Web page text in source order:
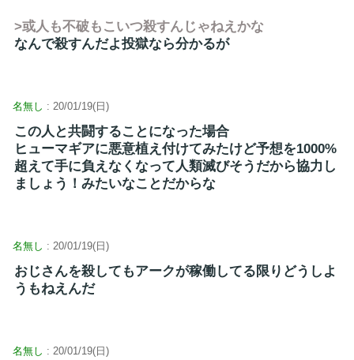
>或人も不破もこいつ殺すんじゃねえかな
なんで殺すんだよ投獄なら分かるが
名無し : 20/01/19(日)
この人と共闘することになった場合
ヒューマギアに悪意植え付けてみたけど予想を1000%
超えて手に負えなくなって人類滅びそうだから協力し
ましょう！みたいなことだからな
名無し : 20/01/19(日)
おじさんを殺してもアークが稼働してる限りどうしよ
うもねえんだ
名無し : 20/01/19(日)